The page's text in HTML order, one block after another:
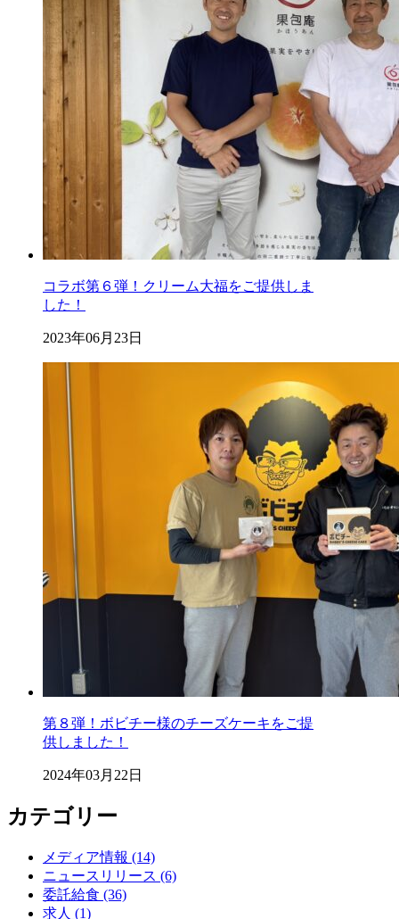
コラボ第６弾！クリーム大福をご提供しま
した！
2023年06月23日
第８弾！ボビチー様のチーズケーキをご提
供しました！
2024年03月22日
カテゴリー
メディア情報 (14)
ニュースリリース (6)
委託給食 (36)
求人 (1)